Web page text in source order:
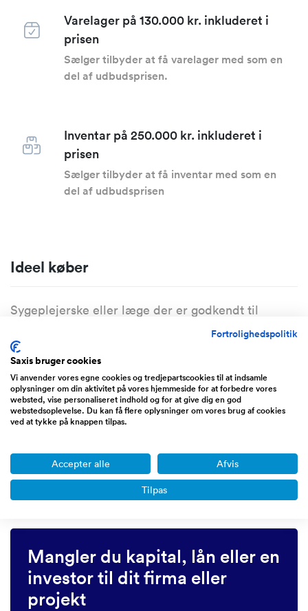
Varelager på 130.000 kr. inkluderet i
prisen
Sælger tilbyder at få varelager med som en
del af udbudsprisen.
Inventar på 250.000 kr. inkluderet i
prisen
Sælger tilbyder at få inventar med som en
del af udbudsprisen
Ideel køber
Sygeplejerske eller læge der er godkendt til
Alternativt en investor, som ønsker at udvikle
klinikken.
Opstartshjælp
Det vil være mulighed for, at jeg kan hjælpe med
introduktion til kunder og drift i en
overgangsperiode, efter aftale.
Mangler du kapital, lån eller en
investor til dit firma eller
projekt
Fortrolighedspolitik
Saxis bruger cookies
Vi anvender vores egne cookies og tredjepartscookies til at indsamle
oplysninger om din aktivitet på vores hjemmeside for at forbedre vores
websted, vise personaliseret indhold og for at give dig en god
webstedsoplevelse. Du kan få flere oplysninger om vores brug af cookies
ved at tykke på knappen tilpas.
Accepter alle Afvis
Tilpas